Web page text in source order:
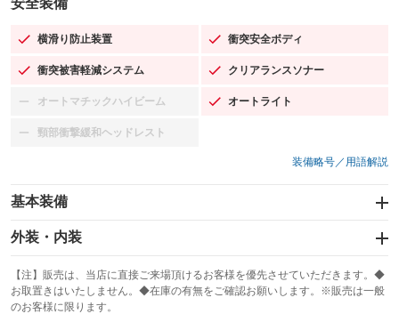
安全装備
横滑り防止装置
：装備あり 衝突安全ボディ
：装備あり
衝突被害軽減システム
：装備あり クリアランスソナー
：装備あり
オートマチックハイビーム
：装備なし オートライト
：装備あり
頸部衝撃緩和ヘッドレスト
：装備なし
装備略号／用語解説
基本装備
エアバッグ：運転席/助手席/サイド
：装備あり
：装備あり
サンルーフ
：装備なし ABS
外装・内装
カーナビ
：装備なし
TV
：装備なし
【注】販売は、当店に直接ご来場頂けるお客様を優先させていただきます。◆
お取置きはいたしません。◆在庫の有無をご確認お願いします。※販売は一般
のお客様に限ります。